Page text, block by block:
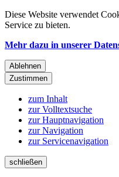
Diese Website verwendet
Service zu bieten.
Mehr dazu in unserer
Ablehnen
Zustimmen
zum Inhalt
zur Volltextsuche
zur Hauptnavigation
zur Navigation
zur Servicenavigation
schließen